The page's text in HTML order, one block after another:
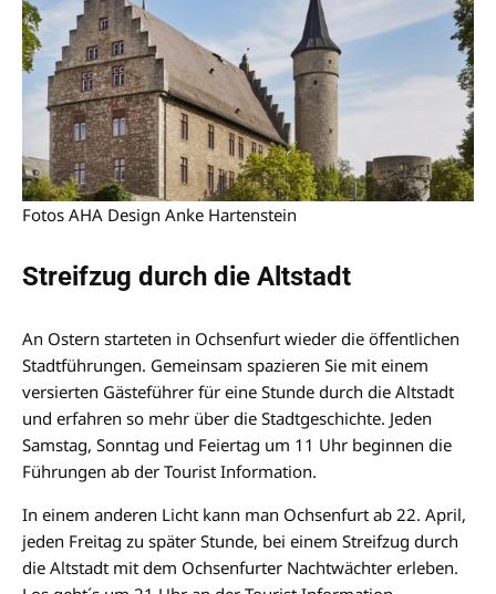
Fotos AHA Design Anke Hartenstein
Streifzug durch die Altstadt
An Ostern starteten in Ochsenfurt wieder die öffentlichen
Stadtführungen. Gemeinsam spazieren Sie mit einem
versierten Gästeführer für eine Stunde durch die Altstadt
und erfahren so mehr über die Stadtgeschichte. Jeden
Samstag, Sonntag und Feiertag um 11 Uhr beginnen die
Führungen ab der Tourist Information.
In einem anderen Licht kann man Ochsenfurt ab 22. April,
jeden Freitag zu später Stunde, bei einem Streifzug durch
die Altstadt mit dem Ochsenfurter Nachtwächter erleben.